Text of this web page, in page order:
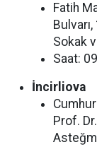
Fatih
Sokak
Saat:
İncirliova
Prof.